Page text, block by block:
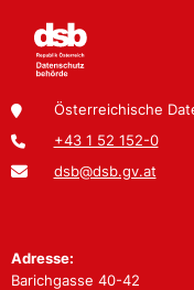
Österreichische
+43 1 52 152-0
dsb@dsb.gv.at
Adresse:
Barichgasse 40-42